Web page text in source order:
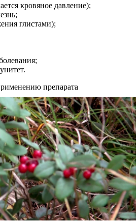
кровяное давление);
глистами);